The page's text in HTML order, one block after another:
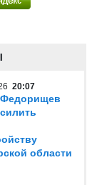
20:07
Федорищев
области